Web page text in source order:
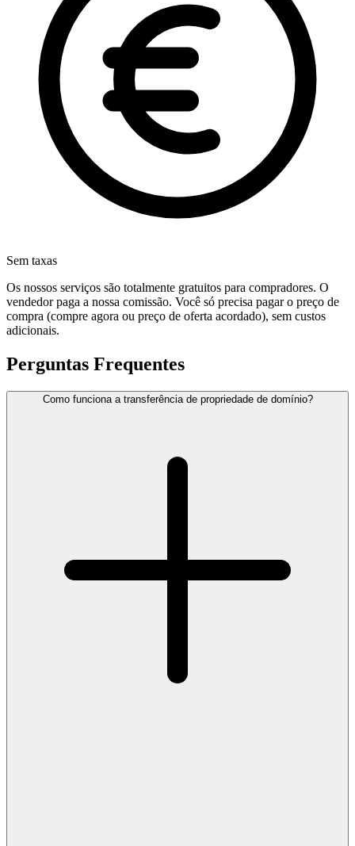
Sem taxas
Os nossos serviços são totalmente gratuitos para compradores. O
vendedor paga a nossa comissão. Você só precisa pagar o preço de
compra (compre agora ou preço de oferta acordado), sem custos
adicionais.
Perguntas Frequentes
Como funciona a transferência de propriedade de domínio?